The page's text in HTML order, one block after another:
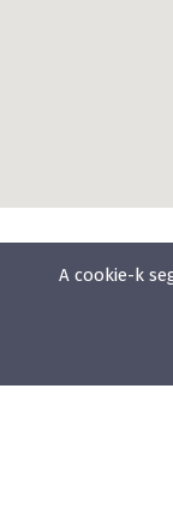
A cookie-k